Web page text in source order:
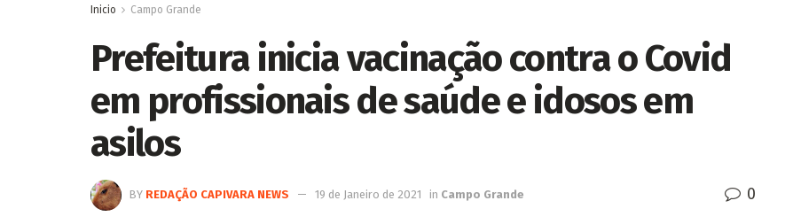
Inicio Campo Grande
Prefeitura inicia vacinação contra o Covid
em profissionais de saúde e idosos em
asilos
BY REDAÇÃO CAPIVARA NEWS 19 de Janeiro de 2021 in Campo Grande 0